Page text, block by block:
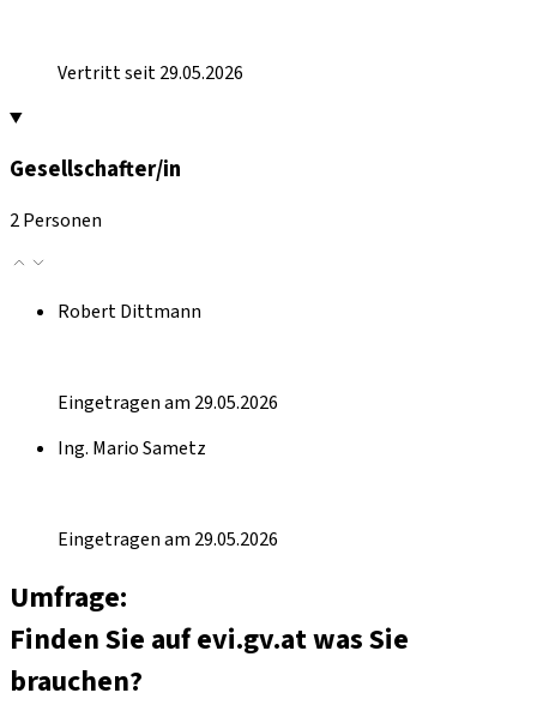
Vertritt seit 29.05.2026
Gesellschafter/in
2 Personen
Robert Dittmann
Eingetragen am 29.05.2026
Ing. Mario Sametz
Eingetragen am 29.05.2026
Umfrage:
Finden Sie auf evi.gv.at was Sie
brauchen?